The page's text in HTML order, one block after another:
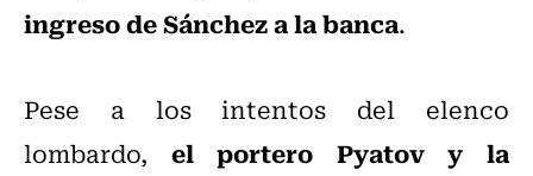
ingreso de Sánchez a la banca.
Pese a los intentos del elenco
lombardo, el portero Pyatov y la